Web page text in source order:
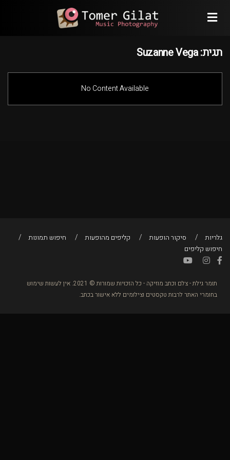
תגית:Suzanne Vega
No Content Available
גלריות סיקור הופעות קליפים מהופעות
חיפוש תמונות
חיפוש קליפים
תומר גילת - צלם וכתב מוזיקה - כל הזכויות שמורות © 2021. אין לעשות שימוש
בחומרי האתר לרבות טקסטים וצילומים ללא אישור בכתב.